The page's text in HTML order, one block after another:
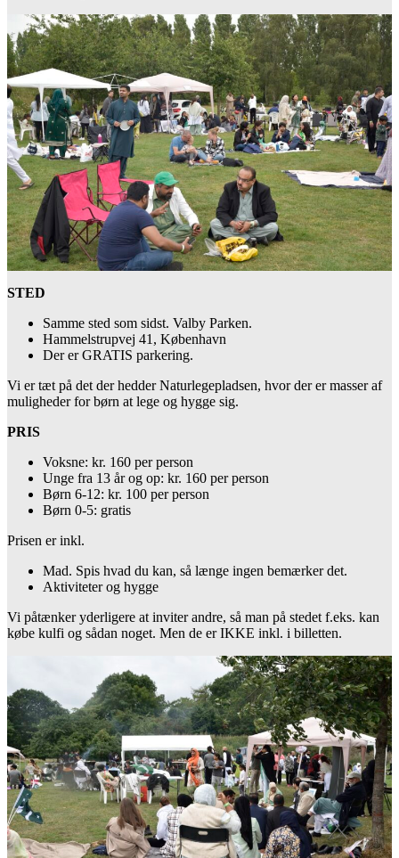
STED
Samme sted som sidst. Valby Parken.
Hammelstrupvej 41, København
Der er GRATIS parkering.
Vi er tæt på det der hedder Naturlegepladsen, hvor der er masser af
muligheder for børn at lege og hygge sig.
PRIS
Voksne: kr. 160 per person
Unge fra 13 år og op: kr. 160 per person
Børn 6-12: kr. 100 per person
Børn 0-5: gratis
Prisen er inkl.
Mad. Spis hvad du kan, så længe ingen bemærker det.
Aktiviteter og hygge
Vi påtænker yderligere at inviter andre, så man på stedet f.eks. kan
købe kulfi og sådan noget. Men de er IKKE inkl. i billetten.